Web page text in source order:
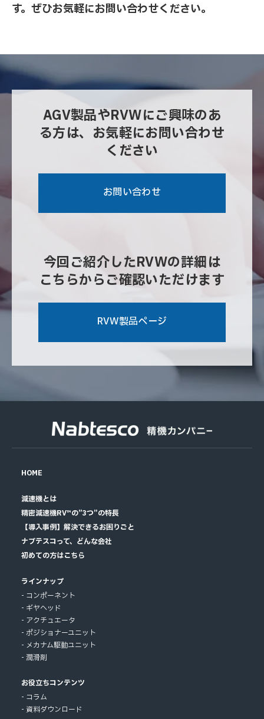
す。ぜひお気軽にお問い合わせください。
AGV製品やRVWにご興味のあ
る方は、お気軽にお問い合わせ
ください
お問い合わせ
今回ご紹介したRVWの詳細は
こちらからご確認いただけます
RVW製品ページ
HOME
減速機とは
精密減速機RV™の”3つ”の特長
【導入事例】解決できるお困りごと
ナブテスコって、どんな会社
初めての方はこちら
ラインナップ
コンポーネント
ギヤヘッド
アクチュエータ
ポジショナーユニット
メカナム駆動ユニット
潤滑剤
お役立ちコンテンツ
コラム
資料ダウンロード